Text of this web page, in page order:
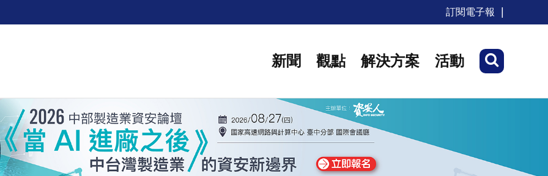
訂閱電子報
新聞 觀點 解決方案 活動